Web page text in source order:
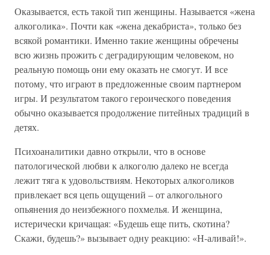
Оказывается, есть такой тип женщины. Называется «жена
алкоголика». Почти как «жена декабриста», только без
всякой романтики. Именно такие женщины обречены
всю жизнь прожить с деградирующим человеком, но
реальную помощь они ему оказать не смогут. И все
потому, что играют в предложенные своим партнером
игры. И результатом такого героического поведения
обычно оказывается продолжение питейных традиций в
детях.
Психоаналитики давно открыли, что в основе
патологической любви к алкоголю далеко не всегда
лежит тяга к удовольствиям. Некоторых алкоголиков
привлекает вся цепь ощущений – от алкогольного
опьянения до неизбежного похмелья. И женщина,
истерически кричащая: «Будешь еще пить, скотина?
Скажи, будешь?» вызывает одну реакцию: «Н-аливай!».